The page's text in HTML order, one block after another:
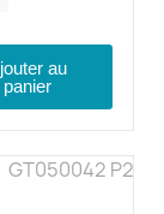
au
panier